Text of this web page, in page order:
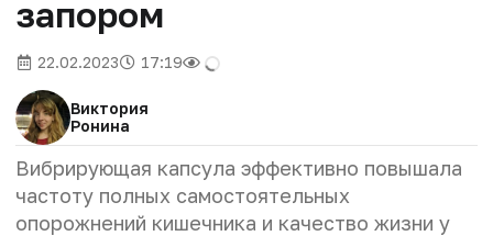
запором
22.02.2023 17:19
Виктория
Ронина
Вибрирующая капсула эффективно повышала
частоту полных самостоятельных
опорожнений кишечника и качество жизни у